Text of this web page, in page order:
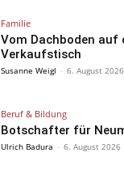
Familie
Vom Dachboden auf
Verkaufstisch
Susanne Weigl - 6. August 2026
Beruf & Bildung
Botschafter für
Ulrich Badura - 6. August 2026